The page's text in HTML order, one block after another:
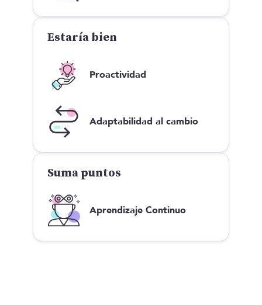
Estaría bien
Proactividad
Adaptabilidad al cambio
Suma puntos
Aprendizaje Continuo